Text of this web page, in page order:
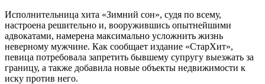
Исполнительница хита «Зимний сон», судя по всему,
настроена решительно и, вооружившись опытнейшими
адвокатами, намерена максимально усложнить жизнь
неверному мужчине. Как сообщает издание «СтарХит»,
певица потребовала запретить бывшему супругу выезжать за
границу, а также добавила новые объекты недвижимости к
иску против него.